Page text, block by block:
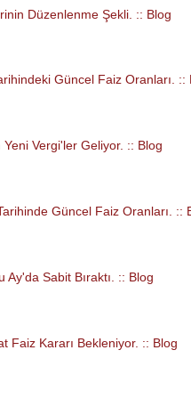
Düzenlenme Şekli. :: Blog
Güncel Faiz Oranları. ::
Vergi'ler Geliyor. :: Blog
Güncel Faiz Oranları. ::
Ay'da Sabit Bıraktı. :: Blog
Faiz Kararı Bekleniyor. :: Blog